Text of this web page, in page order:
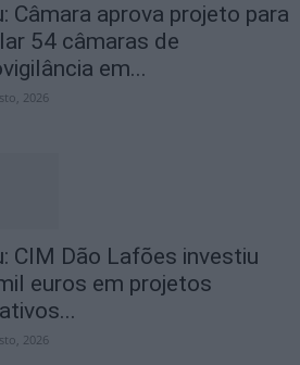
Câmara aprova projeto para
54 câmaras de
em...
2026
CIM Dão Lafões investiu
euros em projetos
2026